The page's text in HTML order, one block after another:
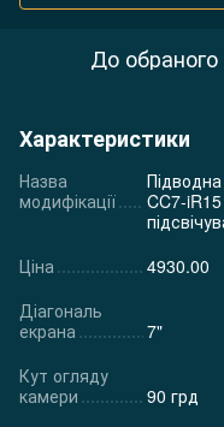
До обраного
Характеристики
Назва
модифікації
CC7-iR15
Ціна
4930.00
Діагональ
екрана
7"
Кут огляду
камери
90 грд